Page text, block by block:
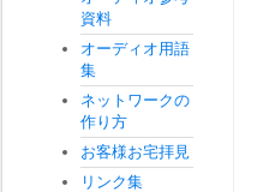
資料
オーディオ用語
集
ネットワークの
作り方
お客様お宅拝見
リンク集